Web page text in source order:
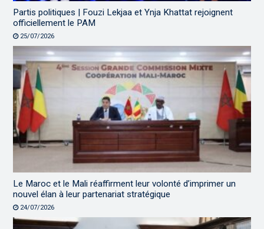
Partis politiques | Fouzi Lekjaa et Ynja Khattat rejoignent
officiellement le PAM
25/07/2026
Le Maroc et le Mali réaffirment leur volonté d’imprimer un
nouvel élan à leur partenariat stratégique
24/07/2026